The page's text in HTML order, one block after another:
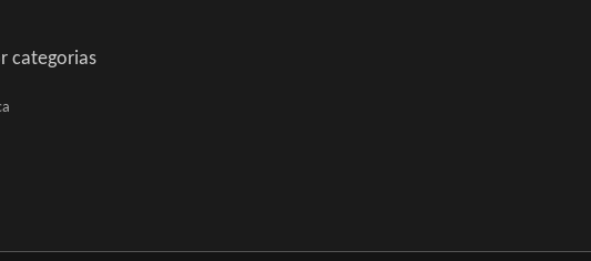
categorias